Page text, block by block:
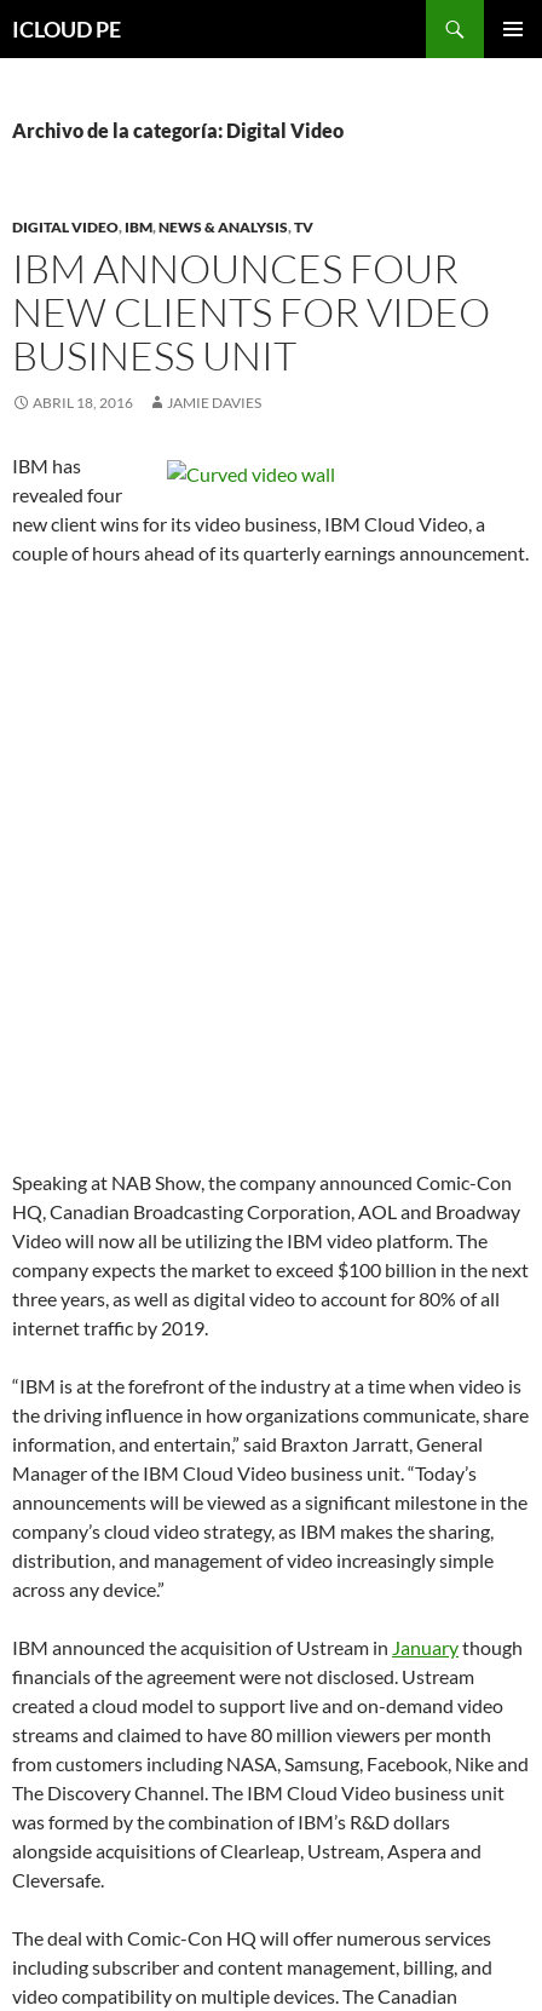
hacia
ICLOUD PE
Archivo de la categoría: Digital Video
DIGITAL VIDEO, IBM,NEWS & ANALYSIS,TV
IBM ANNOUNCES FOUR
NEW CLIENTS FOR VIDEO
BUSINESS UNIT
ABRIL 18, 2016 JAMIE DAVIES
IBM has
revealed four
new client wins for its video business, IBM Cloud Video, a
couple of hours ahead of its quarterly earnings announcement.
Speaking at NAB Show, the company announced Comic-Con
HQ, Canadian Broadcasting Corporation, AOL and Broadway
Video will now all be utilizing the IBM video platform. The
company expects the market to exceed $100 billion in the next
three years, as well as digital video to account for 80% of all
internet traffic by 2019.
“IBM is at the forefront of the industry at a time when video is
the driving influence in how organizations communicate, share
information, and entertain,” said Braxton Jarratt, General
Manager of the IBM Cloud Video business unit. “Today’s
announcements will be viewed as a significant milestone in the
company’s cloud video strategy, as IBM makes the sharing,
distribution, and management of video increasingly simple
across any device.”
IBM announced the acquisition of Ustream in Januarythough
financials of the agreement were not disclosed. Ustream
created a cloud model to support live and on-demand video
streams and claimed to have 80 million viewers per month
from customers including NASA, Samsung, Facebook, Nike and
The Discovery Channel. The IBM Cloud Video business unit
was formed by the combination of IBM’s R&D dollars
alongside acquisitions of Clearleap, Ustream, Aspera and
Cleversafe.
The deal with Comic-Con HQ will offer numerous services
including subscriber and content management, billing, and
video compatibility on multiple devices. The Canadian